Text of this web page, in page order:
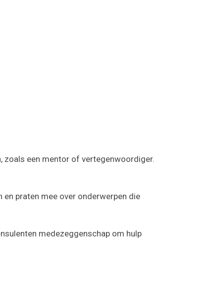
zoals een mentor of vertegenwoordiger.
praten mee over onderwerpen die
medezeggenschap om hulp